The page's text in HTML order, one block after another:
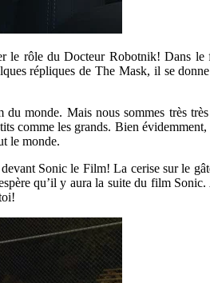
rôle du Docteur Robotnik! Dans
répliques de The Mask, il se
monde. Mais nous sommes très
comme les grands. Bien
le monde.
Sonic le Film! La cerise sur le
qu’il y aura la suite du film